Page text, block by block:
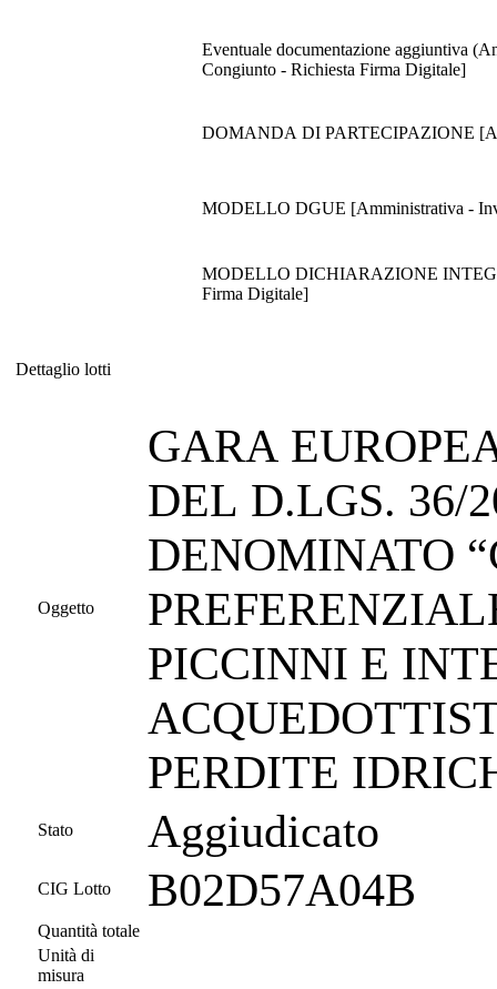
Eventuale documentazione aggiuntiva
Congiunto - Richiesta Firma Digitale]
DOMANDA DI PARTECIPAZIONE
MODELLO DGUE [Amministrativa -
MODELLO DICHIARAZIONE
Firma Digitale]
Dettaglio lotti
Oggetto
GARA
DEL D.LGS. 36/
DENOMINATO
PICCINNI E
PERDITE
Stato Aggiudicato
CIG Lotto B02D57A04B
Quantità totale
Unità di
misura